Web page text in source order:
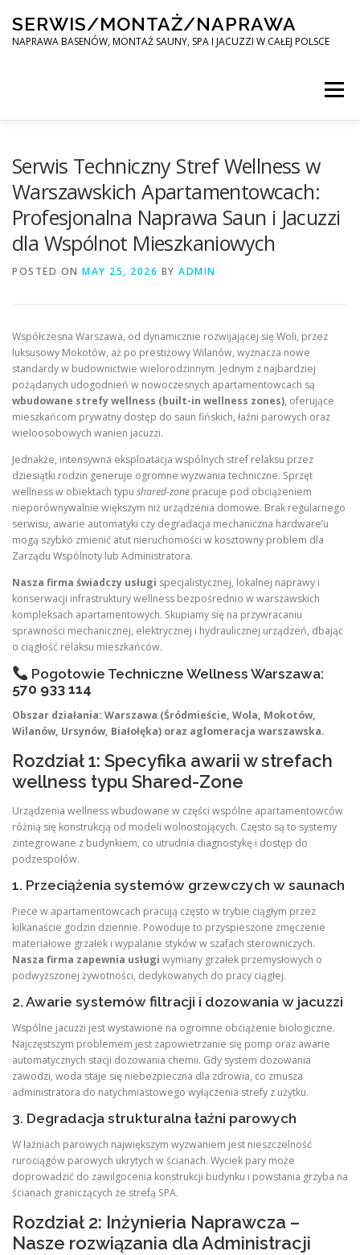
content
SERWIS/MONTAŻ/NAPRAWA
NAPRAWA BASENÓW, MONTAŻ SAUNY, SPA I JACUZZI W CAŁEJ POLSCE
Menu
MONTAŻ SAUNY, SPA, JACUZI W CAŁEJ POLSCE
KONTAKT
Serwis Techniczny Stref Wellness w
Warszawskich Apartamentowcach:
Profesjonalna Naprawa Saun i Jacuzzi
dla Wspólnot Mieszkaniowych
POSTED ON MAY 25, 2026 BY ADMIN
Współczesna Warszawa, od dynamicznie rozwijającej się Woli, przez
luksusowy Mokotów, aż po prestiżowy Wilanów, wyznacza nowe
standardy w budownictwie wielorodzinnym. Jednym z najbardziej
pożądanych udogodnień w nowoczesnych apartamentowcach są
wbudowane strefy wellness (built-in wellness zones), oferujące
mieszkańcom prywatny dostęp do saun fińskich, łaźni parowych oraz
wieloosobowych wanien jacuzzi.
Jednakże, intensywna eksploatacja wspólnych stref relaksu przez
dziesiątki rodzin generuje ogromne wyzwania techniczne. Sprzęt
wellness w obiektach typu shared-zone pracuje pod obciążeniem
nieporównywalnie większym niż urządzenia domowe. Brak regularnego
serwisu, awarie automatyki czy degradacja mechaniczna hardware’u
mogą szybko zmienić atut nieruchomości w kosztowny problem dla
Zarządu Wspólnoty lub Administratora.
Nasza firma świadczy usługi specjalistycznej, lokalnej naprawy i
konserwacji infrastruktury wellness bezpośrednio w warszawskich
kompleksach apartamentowych. Skupiamy się na przywracaniu
sprawności mechanicznej, elektrycznej i hydraulicznej urządzeń, dbając
o ciągłość relaksu mieszkańców.
Pogotowie Techniczne Wellness Warszawa:
570 933 114
Obszar działania: Warszawa (Śródmieście, Wola, Mokotów,
Wilanów, Ursynów, Białołęka) oraz aglomeracja warszawska.
Rozdział 1: Specyfika awarii w strefach
wellness typu Shared-Zone
Urządzenia wellness wbudowane w części wspólne apartamentowców
różnią się konstrukcją od modeli wolnostojących. Często są to systemy
zintegrowane z budynkiem, co utrudnia diagnostykę i dostęp do
podzespołów.
1. Przeciążenia systemów grzewczych w saunach
Piece w apartamentowcach pracują często w trybie ciągłym przez
kilkanaście godzin dziennie. Powoduje to przyspieszone zmęczenie
materiałowe grzałek i wypalanie styków w szafach sterowniczych.
Nasza firma zapewnia usługi wymiany grzałek przemysłowych o
podwyższonej żywotności, dedykowanych do pracy ciągłej.
2. Awarie systemów filtracji i dozowania w jacuzzi
Wspólne jacuzzi jest wystawione na ogromne obciążenie biologiczne.
Najczęstszym problemem jest zapowietrzanie się pomp oraz awarie
automatycznych stacji dozowania chemii. Gdy system dozowania
zawodzi, woda staje się niebezpieczna dla zdrowia, co zmusza
administratora do natychmiastowego wyłączenia strefy z użytku.
3. Degradacja strukturalna łaźni parowych
W łaźniach parowych największym wyzwaniem jest nieszczelność
rurociągów parowych ukrytych w ścianach. Wyciek pary może
doprowadzić do zawilgocenia konstrukcji budynku i powstania grzyba na
ścianach graniczących ze strefą SPA.
Rozdział 2: Inżynieria Naprawcza –
Nasze rozwiązania dla Administracji